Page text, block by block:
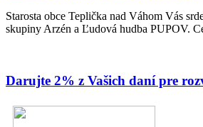
Starosta obce Teplička nad Váhom Vás
skupiny Arzén a Ľudová hudba PUPOV.
Darujte 2% z Vašich daní pre